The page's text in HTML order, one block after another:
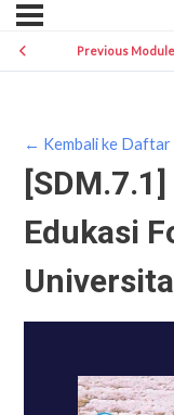
Previous Module
← Kembali ke Daftar
Edukasi